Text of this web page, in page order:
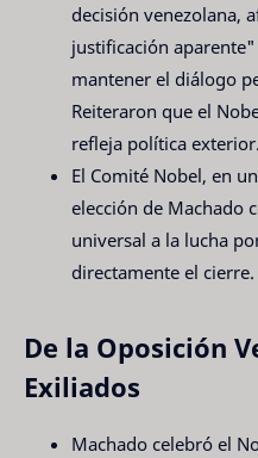
decisión venezolana,
justificación
mantener el diálogo
Reiteraron que el
refleja política exterior.
El Comité Nobel, en
elección de Machado
universal a la lucha
directamente el cierre.
De la Oposición
Exiliados
Machado celebró el